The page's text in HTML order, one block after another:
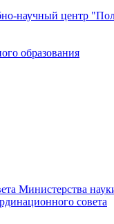
научный центр
образования
Министерства
совета